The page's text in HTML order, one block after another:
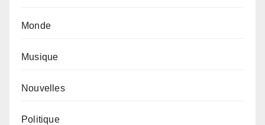
Monde
Musique
Nouvelles
Politique